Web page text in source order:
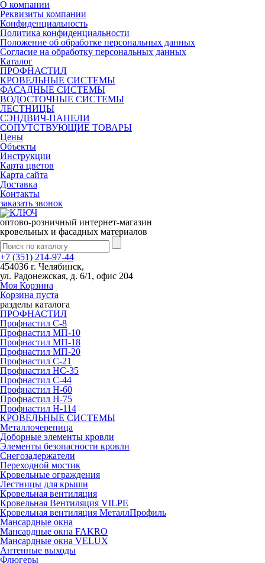
О компании
Реквизиты компании
Конфиденциальность
Политика конфиденциальности
Положение об обработке персональных данных
Согласие на обработку персональных данных
Каталог
ПРОФНАСТИЛ
КРОВЕЛЬНЫЕ СИСТЕМЫ
ФАСАДНЫЕ СИСТЕМЫ
ВОДОСТОЧНЫЕ СИСТЕМЫ
ЛЕСТНИЦЫ
СЭНДВИЧ-ПАНЕЛИ
СОПУТСТВУЮЩИЕ ТОВАРЫ
Цены
Объекты
Инструкции
Карта цветов
Карта сайта
Доставка
Контакты
заказать звонок
оптово-розничный интернет-магазин
кровельных и фасадных материалов
+7 (351) 214-97-44
454036 г. Челябинск,
ул. Радонежская, д. 6/1, офис 204
Моя Корзина
Корзина пуста
разделы каталога
ПРОФНАСТИЛ
Профнастил С-8
Профнастил МП-10
Профнастил МП-18
Профнастил МП-20
Профнастил С-21
Профнастил НС-35
Профнастил С-44
Профнастил Н-60
Профнастил Н-75
Профнастил Н-114
КРОВЕЛЬНЫЕ СИСТЕМЫ
Металлочерепица
Доборные элементы кровли
Элементы безопасности кровли
Снегозадержатели
Переходной мостик
Кровельные ограждения
Лестницы для крыши
Кровельная вентиляция
Кровельная Вентиляция VILPE
Кровельная вентиляция МеталлПрофиль
Мансардные окна
Мансардные окна FAKRO
Мансардные окна VELUX
Антенные выходы
Флюгеры